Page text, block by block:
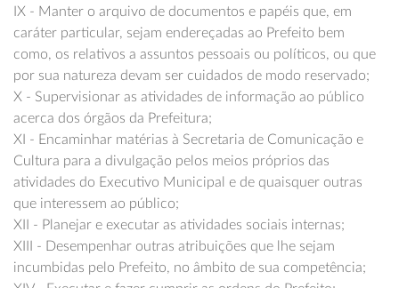
IX - Manter o arquivo de documentos e papéis que, em
caráter particular, sejam endereçadas ao Prefeito bem
como, os relativos a assuntos pessoais ou políticos, ou que
por sua natureza devam ser cuidados de modo reservado;
X - Supervisionar as atividades de informação ao público
acerca dos órgãos da Prefeitura;
XI - Encaminhar matérias à Secretaria de Comunicação e
Cultura para a divulgação pelos meios próprios das
atividades do Executivo Municipal e de quaisquer outras
que interessem ao público;
XII - Planejar e executar as atividades sociais internas;
XIII - Desempenhar outras atribuições que lhe sejam
incumbidas pelo Prefeito, no âmbito de sua competência;